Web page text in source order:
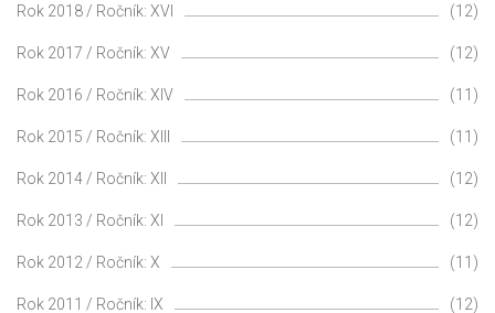
Rok 2018 / Ročník: XVI (12)
Rok 2017 / Ročník: XV (12)
Rok 2016 / Ročník: XIV (11)
Rok 2015 / Ročník: XIII (11)
Rok 2014 / Ročník: XII (12)
Rok 2013 / Ročník: XI (12)
Rok 2012 / Ročník: X (11)
Rok 2011 / Ročník: IX (12)